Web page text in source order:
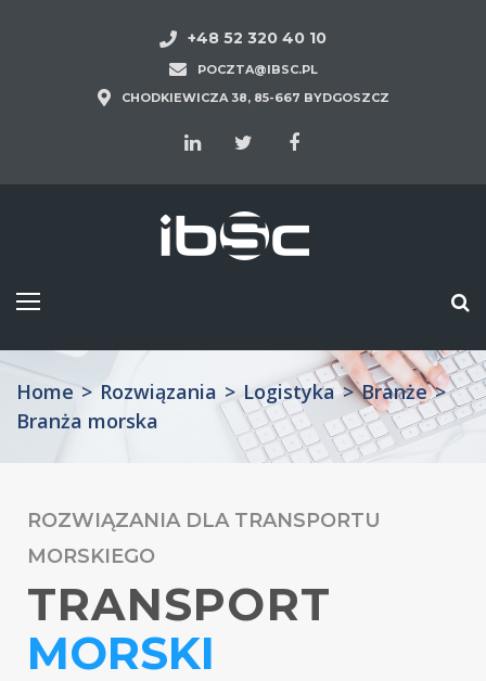
+48 52 320 40 10
POCZTA@IBSC.PL
CHODKIEWICZA 38, 85-667 BYDGOSZCZ
Home > Rozwiązania > Logistyka > Branże >
Branża morska
ROZWIĄZANIA DLA TRANSPORTU
MORSKIEGO
TRANSPORT
MORSKI